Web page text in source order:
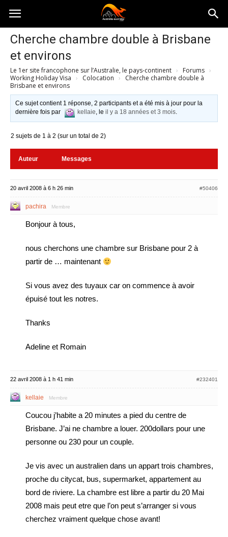
Australia-
australie.com
Cherche chambre double à Brisbane
et environs
Le 1er site francophone sur l’Australie, le pays-continent › Forums ›
Working Holiday Visa › Colocation ›
Cherche chambre double à
Brisbane et environs
Ce sujet contient 1 réponse, 2 participants et a été mis à jour pour la
dernière fois par
kellaie, leil y a 18 années et 3 mois.
2 sujets de 1 à 2 (sur un total de 2)
Auteur Messages
20 avril 2008 à 6 h 26 min #50406
pachira Membre
Bonjour à tous,
nous cherchons une chambre sur Brisbane pour 2 à
partir de … maintenant
Si vous avez des tuyaux car on commence à avoir
épuisé tout les notres.
Thanks
Adeline et Romain
22 avril 2008 à 1 h 41 min #232401
kellaie Membre
Coucou j’habite a 20 minutes a pied du centre de
Brisbane. J’ai ne chambre a louer. 200dollars pour une
personne ou 230 pour un couple.
Je vis avec un australien dans un appart trois chambres,
proche du citycat, bus, supermarket, appartement au
bord de riviere. La chambre est libre a partir du 20 Mai
2008 mais peut etre que l’on peut s’arranger si vous
cherchez vraiment quelque chose avant!